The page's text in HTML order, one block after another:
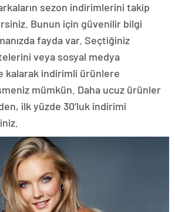
sezon indirimlerini takip
Bunun için güvenilir bilgi
fayda var. Seçtiğiniz
veya sosyal medya
kalarak indirimli ürünlere
mümkün. Daha ucuz ürünler
ilk yüzde 30’luk indirimi